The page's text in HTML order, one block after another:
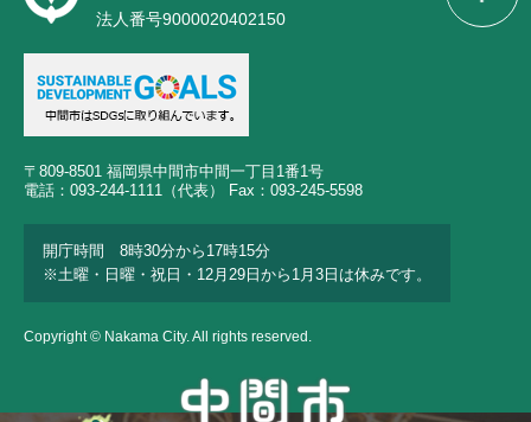
法人番号9000020402150
〒809-8501 福岡県中間市中間一丁目1番1号
電話：093-244-1111（代表） Fax：093-245-5598
開庁時間 8時30分から17時15分
※土曜・日曜・祝日・12月29日から1月3日は休みです。
Copyright © Nakama City. All rights reserved.